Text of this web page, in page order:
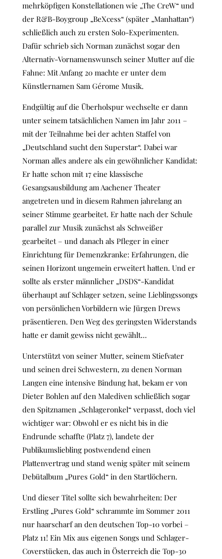
mehrköpfigen Konstellationen wie „The CreW“ und
der R&B-Boygroup „BeXcess“ (später „Manhattan“)
schließlich auch zu ersten Solo-Experimenten.
Dafür schrieb sich Norman zunächst sogar den
Alternativ-Vornamenswunsch seiner Mutter auf die
Fahne: Mit Anfang 20 machte er unter dem
Künstlernamen Sam Gérome Musik.
Endgültig auf die Überholspur wechselte er dann
unter seinem tatsächlichen Namen im Jahr 2011 –
mit der Teilnahme bei der achten Staffel von
„Deutschland sucht den Superstar“. Dabei war
Norman alles andere als ein gewöhnlicher Kandidat:
Er hatte schon mit 17 eine klassische
Gesangsausbildung am Aachener Theater
angetreten und in diesem Rahmen jahrelang an
seiner Stimme gearbeitet. Er hatte nach der Schule
parallel zur Musik zunächst als Schweißer
gearbeitet – und danach als Pfleger in einer
Einrichtung für Demenzkranke: Erfahrungen, die
seinen Horizont ungemein erweitert hatten. Und er
sollte als erster männlicher „DSDS“-Kandidat
überhaupt auf Schlager setzen, seine Lieblingssongs
von persönlichen Vorbildern wie Jürgen Drews
präsentieren. Den Weg des geringsten Widerstands
hatte er damit gewiss nicht gewählt…
Unterstützt von seiner Mutter, seinem Stiefvater
und seinen drei Schwestern, zu denen Norman
Langen eine intensive Bindung hat, bekam er von
Dieter Bohlen auf den Malediven schließlich sogar
den Spitznamen „Schlageronkel“ verpasst, doch viel
wichtiger war: Obwohl er es nicht bis in die
Endrunde schaffte (Platz 7), landete der
Publikumsliebling postwendend einen
Plattenvertrag und stand wenig später mit seinem
Debütalbum „Pures Gold“ in den Startlöchern.
Und dieser Titel sollte sich bewahrheiten: Der
Erstling „Pures Gold“ schrammte im Sommer 2011
nur haarscharf an den deutschen Top-10 vorbei –
Platz 11! Ein Mix aus eigenen Songs und Schlager-
Coverstücken, das auch in Österreich die Top-30